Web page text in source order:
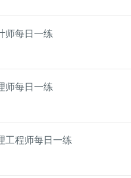
师每日一练
师每日一练
工程师每日一练